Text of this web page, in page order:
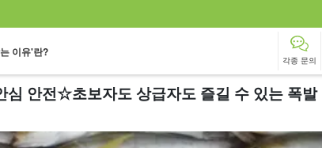
이유'란?
각종 문의
안전☆초보자도 상급자도 즐길 수 있는 폭발